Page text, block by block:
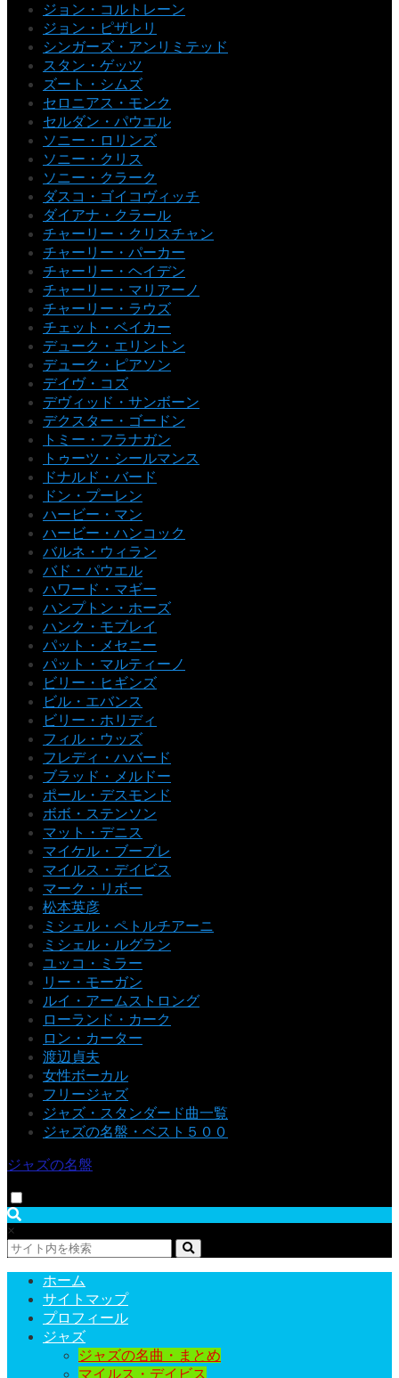
ジョン・コルトレーン
ジョン・ピザレリ
シンガーズ・アンリミテッド
スタン・ゲッツ
ズート・シムズ
セロニアス・モンク
セルダン・パウエル
ソニー・ロリンズ
ソニー・クリス
ソニー・クラーク
ダスコ・ゴイコヴィッチ
ダイアナ・クラール
チャーリー・クリスチャン
チャーリー・パーカー
チャーリー・ヘイデン
チャーリー・マリアーノ
チャーリー・ラウズ
チェット・ベイカー
デューク・エリントン
デューク・ピアソン
デイヴ・コズ
デヴィッド・サンボーン
デクスター・ゴードン
トミー・フラナガン
トゥーツ・シールマンス
ドナルド・バード
ドン・プーレン
ハービー・マン
ハービー・ハンコック
バルネ・ウィラン
バド・パウエル
ハワード・マギー
ハンプトン・ホーズ
ハンク・モブレイ
パット・メセニー
パット・マルティーノ
ビリー・ヒギンズ
ビル・エバンス
ビリー・ホリディ
フィル・ウッズ
フレディ・ハバード
ブラッド・メルドー
ポール・デスモンド
ボボ・ステンソン
マット・デニス
マイケル・ブーブレ
マイルス・デイビス
マーク・リボー
松本英彦
ミシェル・ペトルチアーニ
ミシェル・ルグラン
ユッコ・ミラー
リー・モーガン
ルイ・アームストロング
ローランド・カーク
ロン・カーター
渡辺貞夫
女性ボーカル
フリージャズ
ジャズ・スタンダード曲一覧
ジャズの名盤・ベスト５００
ジャズの名盤
×
ホーム
サイトマップ
プロフィール
ジャズ
ジャズの名曲・まとめ
マイルス・デイビス